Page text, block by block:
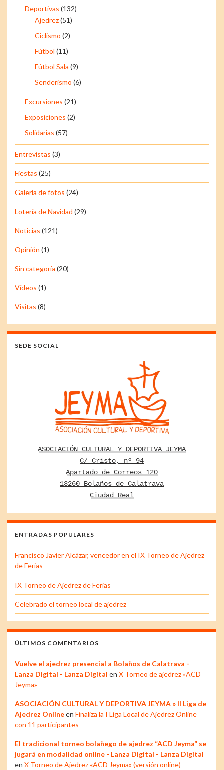
Deportivas (132)
Ajedrez(51)
Ciclismo (2)
Fútbol (11)
Fútbol Sala (9)
Senderismo (6)
Excursiones (21)
Exposiciones (2)
Solidarias (57)
Entrevistas (3)
Fiestas (25)
Galería de fotos (24)
Lotería de Navidad (29)
Noticias (121)
Opinión (1)
Sin categoría (20)
Vídeos (1)
Visitas (8)
SEDE SOCIAL
ASOCIACIÓN CULTURAL Y DEPORTIVA JEYMA
C/ Cristo, nº 94
Apartado de Correos 120
13260 Bolaños de Calatrava
Ciudad Real
ENTRADAS POPULARES
Francisco Javier Alcázar, vencedor en el IX Torneo de Ajedrez
de Ferias
IX Torneo de Ajedrez de Ferias
Celebrado el torneo local de ajedrez
ÚLTIMOS COMENTARIOS
Vuelve el ajedrez presencial a Bolaños de Calatrava -
Lanza Digital - Lanza Digital en X Torneo de ajedrez «ACD
Jeyma»
ASOCIACIÓN CULTURAL Y DEPORTIVA JEYMA » II Liga de
Ajedrez Onlineen Finaliza la I Liga Local de Ajedrez Online
con 11 participantes
El tradicional torneo bolañego de ajedrez “ACD Jeyma” se
jugará en modalidad online - Lanza Digital - Lanza Digital
en X Torneo de Ajedrez «ACD Jeyma» (versión online)